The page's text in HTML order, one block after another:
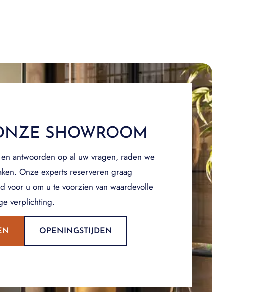
SHOWROOM
antwoorden op al uw vragen, raden we
Onze experts reserveren graag
voor u om u te voorzien van waardevolle
verplichting.
OPENINGSTIJDEN